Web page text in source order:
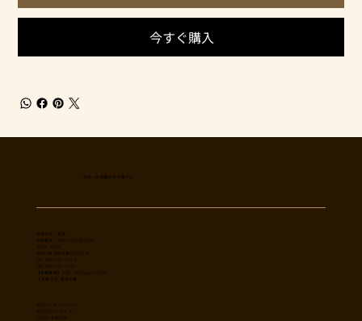
今すぐ購入
日本一多国籍なお肉屋さん
FAX: 0463-54-1186
【 定休日 】 毎週木曜
肉のユーダイについて